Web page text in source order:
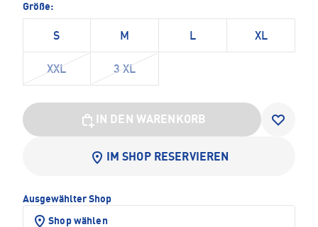
Größe:
S M L XL
XXL 3 XL
IN DEN WARENKORB
IM SHOP RESERVIEREN
Ausgewählter Shop
Shop wählen